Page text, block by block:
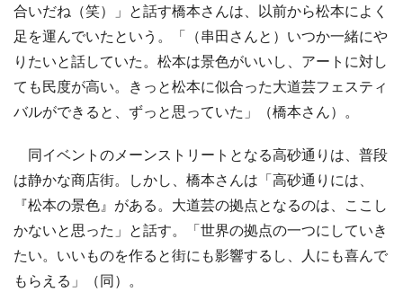
合いだね（笑）」と話す橋本さんは、以前から松本によく
足を運んでいたという。「（串田さんと）いつか一緒にや
りたいと話していた。松本は景色がいいし、アートに対し
ても民度が高い。きっと松本に似合った大道芸フェスティ
バルができると、ずっと思っていた」（橋本さん）。
同イベントのメーンストリートとなる高砂通りは、普段
は静かな商店街。しかし、橋本さんは「高砂通りには、
『松本の景色』がある。大道芸の拠点となるのは、ここし
かないと思った」と話す。「世界の拠点の一つにしていき
たい。いいものを作ると街にも影響するし、人にも喜んで
もらえる」（同）。